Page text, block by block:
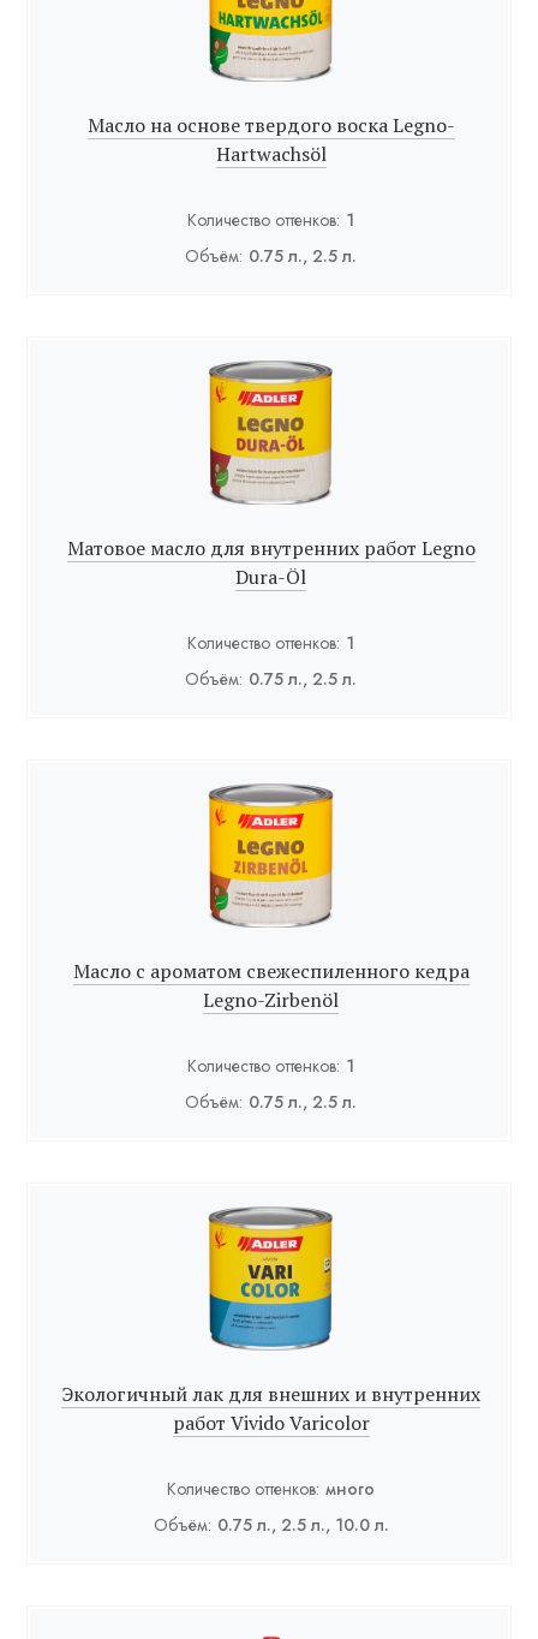
Масло на основе твердого воска Legno-
Hartwachsöl
Количество оттенков: 1
Объём: 0.75 л., 2.5 л.
Матовое масло для внутренних работ Legno
Dura-Öl
Количество оттенков: 1
Объём: 0.75 л., 2.5 л.
Масло с ароматом свежеспиленного кедра
Legno-Zirbenöl
Количество оттенков: 1
Объём: 0.75 л., 2.5 л.
Экологичный лак для внешних и внутренних
работ Vivido Varicolor
Количество оттенков: много
Объём: 0.75 л., 2.5 л., 10.0 л.